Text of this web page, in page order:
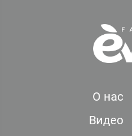
О нас
Видео